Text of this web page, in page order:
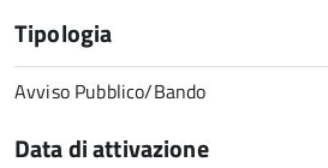
Tipologia
Avviso Pubblico/Bando
Data di attivazione